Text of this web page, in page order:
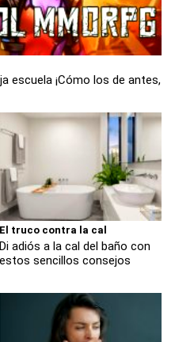
escuela ¡Cómo los de antes,
El truco contra la cal
Di adiós a la cal del baño con
estos sencillos consejos